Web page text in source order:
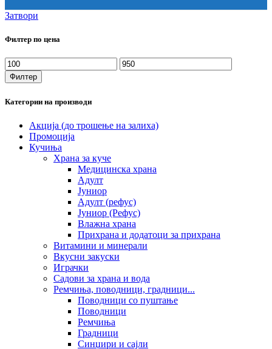
Затвори
Филтер по цена
Мин.
цена
Макс.
цена
Филтер
Категории на производи
Акција (до трошење на залиха)
Промоција
Кучиња
Храна за куче
Медицинска храна
Адулт
Јуниор
Адулт (рефус)
Јуниор (Рефус)
Влажна храна
Прихрана и додатоци за прихрана
Витамини и минерали
Вкусни закуски
Играчки
Садови за храна и вода
Ремчиња, поводници, градници...
Поводници со пуштање
Поводници
Ремчиња
Градници
Синџири и сајли